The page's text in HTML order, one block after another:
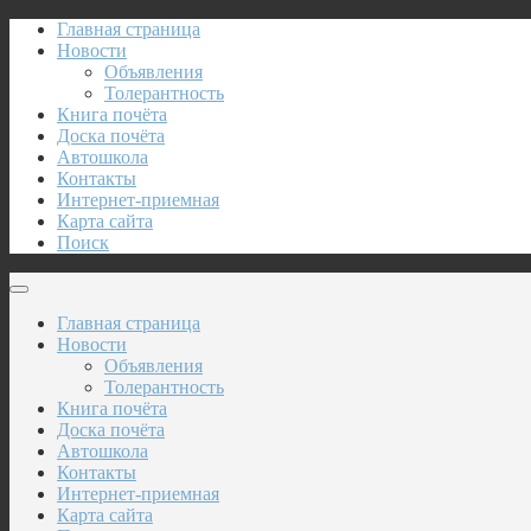
Главная страница
Новости
Объявления
Толерантность
Книга почёта
Доска почёта
Автошкола
Контакты
Интернет-приемная
Карта сайта
Поиск
Главная страница
Новости
Объявления
Толерантность
Книга почёта
Доска почёта
Автошкола
Контакты
Интернет-приемная
Карта сайта